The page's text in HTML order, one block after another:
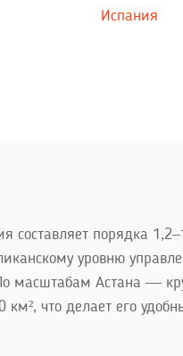
Испания
составляет порядка
уровню
масштабам Астана —
что делает его